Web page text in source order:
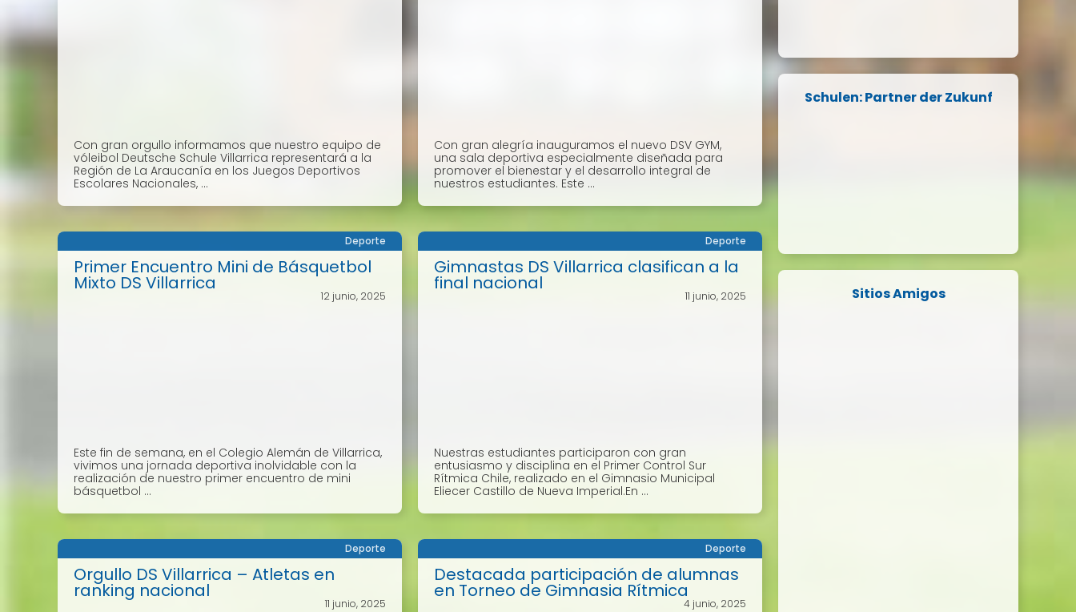
Con gran orgullo informamos que nuestro equipo de
vóleibol Deutsche Schule Villarrica representará a la
Región de La Araucanía en los Juegos Deportivos
Escolares Nacionales, ...
Con gran alegría inauguramos el nuevo DSV GYM,
una sala deportiva especialmente diseñada para
promover el bienestar y el desarrollo integral de
nuestros estudiantes. Este ...
Deporte
Primer Encuentro Mini de Básquetbol
Mixto DS Villarrica
12 junio, 2025
Este fin de semana, en el Colegio Alemán de Villarrica,
vivimos una jornada deportiva inolvidable con la
realización de nuestro primer encuentro de mini
básquetbol ...
Deporte
Gimnastas DS Villarrica clasifican a la
final nacional
11 junio, 2025
Nuestras estudiantes participaron con gran
entusiasmo y disciplina en el Primer Control Sur
Rítmica Chile, realizado en el Gimnasio Municipal
Eliecer Castillo de Nueva Imperial.En ...
Deporte
Orgullo DS Villarrica – Atletas en
ranking nacional
11 junio, 2025
Deporte
Destacada participación de alumnas
en Torneo de Gimnasia Rítmica
4 junio, 2025
Schulen: Partner der Zukunf
Sitios Amigos